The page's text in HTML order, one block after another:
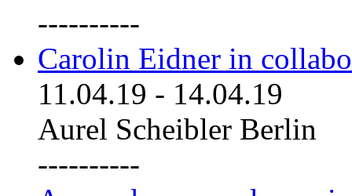
----------
Carolin Eidner in
11.04.19 - 14.04.19
Aurel Scheibler Berlin
----------